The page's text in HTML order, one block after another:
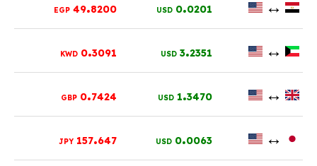
↔
0.0201
USD
49.8200
EGP
↔
3.2351
USD
0.3091
KWD
↔
1.3470
USD
0.7424
GBP
↔
0.0063
USD
157.647
JPY